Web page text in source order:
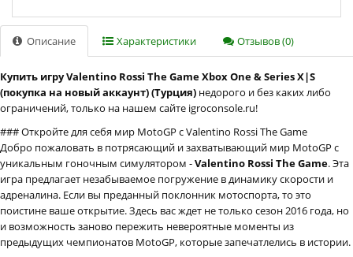
Описание Характеристики Отзывов (0)
Купить игру Valentino Rossi The Game Xbox One & Series X|S
(покупка на новый аккаунт) (Турция) недорого и без каких либо
ограничений, только на нашем сайте igroconsole.ru!
### Откройте для себя мир MotoGP с Valentino Rossi The Game
Добро пожаловать в потрясающий и захватывающий мир MotoGP с
уникальным гоночным симулятором -Valentino Rossi The Game. Эта
игра предлагает незабываемое погружение в динамику скорости и
адреналина. Если вы преданный поклонник мотоспорта, то это
поистине ваше открытие. Здесь вас ждет не только сезон 2016 года, но
и возможность заново пережить невероятные моменты из
предыдущих чемпионатов MotoGP, которые запечатлелись в истории.